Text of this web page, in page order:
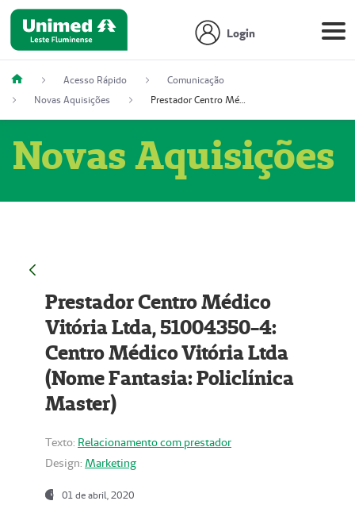
Login
Acesso Rápido
Comunicação
Novas Aquisições
Prestador Centro Médico Vitória Ltda, 51004350-4: Centro Médico Vitória Ltda (Nome Fantasia: Policlínica Master)
Novas Aquisições
Prestador Centro Médico
Vitória Ltda, 51004350-4:
Centro Médico Vitória Ltda
(Nome Fantasia: Policlínica
Master)
Texto: Relacionamento com prestador
Design: Marketing
01 de abril, 2020